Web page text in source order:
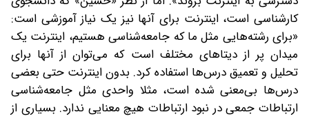
کارشناسی است، اینترنت برای آنها نیز یک نیاز آموزشی‌ است:
«برای رشته‌هایی مثل ما که جامعه‌شناسی هستیم، اینترنت یک
میدان پر از دیتاهای مختلف است که می‌توان از آنها برای
تحلیل و تعمیق درس‌ها استفاده کرد. بدون اینترنت حتی بعضی
درس‌ها بی‌معنی شده است، مثلا واحدی مثل جامعه‌شناسی
ارتباطات جمعی در نبود ارتباطات هیچ معنایی ندارد. بسیاری از